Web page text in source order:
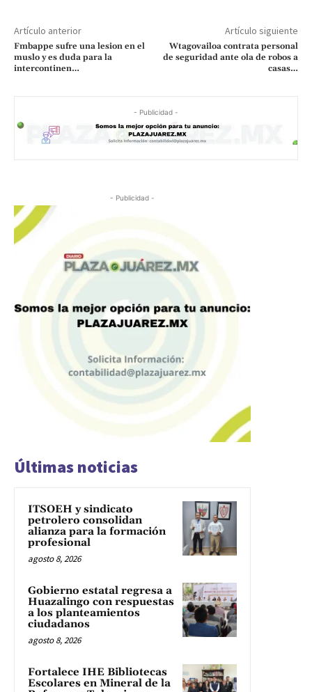
Artículo anterior
Fmbappe sufre una lesion en el
muslo y es duda para la
intercontinen…
Artículo siguiente
Wtagovailoa contrata personal
de seguridad ante ola de robos a
casas…
- Publicidad -
- Publicidad -
Últimas noticias
ITSOEH y sindicato
petrolero consolidan
alianza para la formación
profesional
agosto 8, 2026
Gobierno estatal regresa a
Huazalingo con respuestas
a los planteamientos
ciudadanos
agosto 8, 2026
Fortalece IHE Bibliotecas
Escolares en Mineral de la